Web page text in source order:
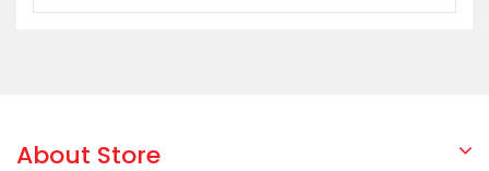
About Store